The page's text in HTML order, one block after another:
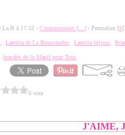
La B à 17:52 -Commentaires [ …] - Permalien [#]
,Laetitia de La Boussinière ,Laetitia bijoux ,
,bracelet de la Manif pour Tous
0 vote
J'AIME,